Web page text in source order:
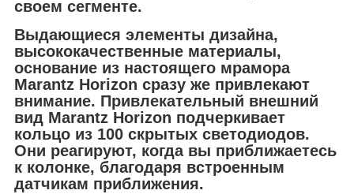
своем сегменте.
Выдающиеся элементы дизайна,
высококачественные материалы,
основание из настоящего мрамора
Marantz Horizon сразу же привлекают
внимание. Привлекательный внешний
вид Marantz Horizon подчеркивает
кольцо из 100 скрытых светодиодов.
Они реагируют, когда вы приближаетесь
к колонке, благодаря встроенным
датчикам приближения.